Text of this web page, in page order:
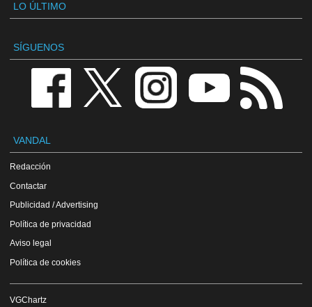
LO ÚLTIMO
SÍGUENOS
VANDAL
Redacción
Contactar
Publicidad / Advertising
Política de privacidad
Aviso legal
Política de cookies
VGChartz